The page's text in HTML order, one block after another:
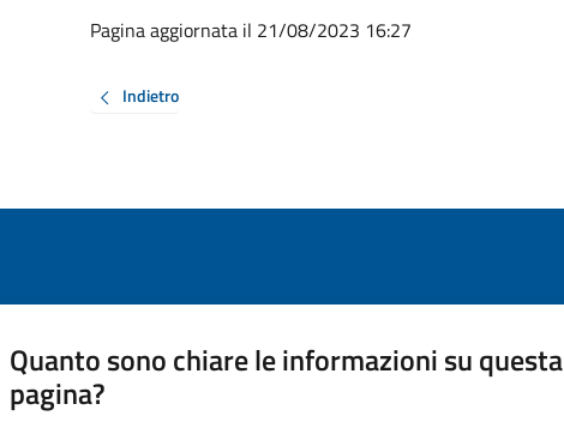
Pagina aggiornata il 21/08/2023 16:27
Indietro
Quanto sono chiare le informazioni su questa
pagina?